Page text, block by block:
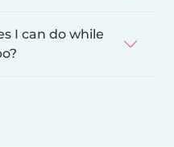
I can do while